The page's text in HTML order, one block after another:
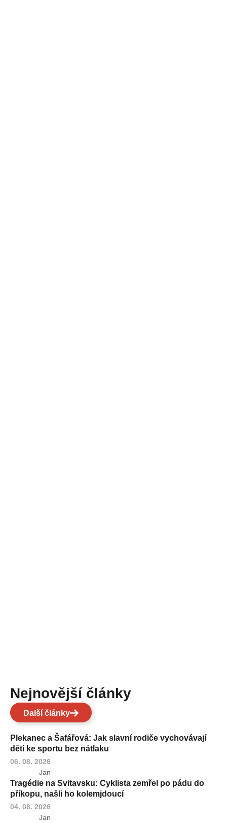
Nejnovější články
Další články
Plekanec a Šafářová: Jak slavní rodiče vychovávají
děti ke sportu bez nátlaku
06. 08. 2026
Jan
Tragédie na Svitavsku: Cyklista zemřel po pádu do
příkopu, našli ho kolemjdoucí
04. 08. 2026
Jan